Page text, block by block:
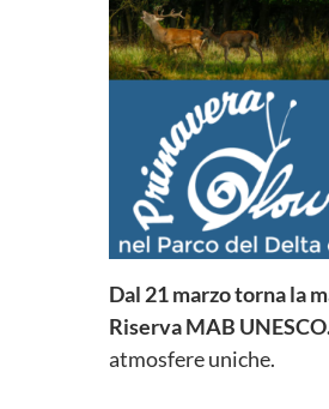
Dal 21 marzo torna la
Riserva MAB
atmosfere uniche.